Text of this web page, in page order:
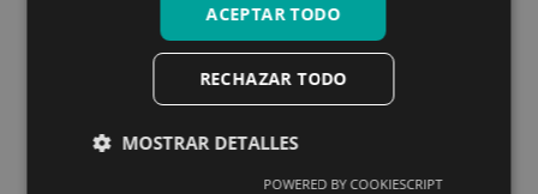
Así, la rehabilitación en lesiones de menisco
puede suponer la aplicación de distintas
técnicas, aunqueel objetivo final es común:
fortalecer y estabilizar la rodillade manera
que el propio paciente sea capaz de recuperar
la capacidad de llevar a cabo actividades
habituales. Entre los procedimientos más
ACEPTAR TODO
RECHAZAR TODO
MOSTRAR DETALLES
POWERED BY COOKIESCRIPT